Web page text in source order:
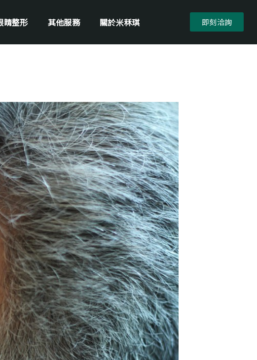
睛整形 其他服務 關於米秝琪 即刻洽詢